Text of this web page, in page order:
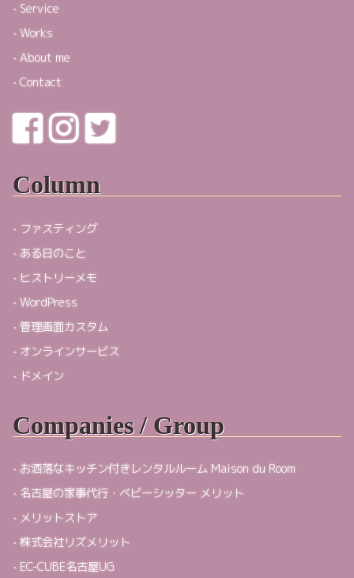
Service
Works
About me
Contact
Column
ファスティング
ある日のこと
ヒストリーメモ
WordPress
管理画面カスタム
オンラインサービス
ドメイン
Companies / Group
お洒落なキッチン付きレンタルルーム Maison du Room
名古屋の家事代行・ベビーシッター メリット
メリットストア
株式会社リズメリット
EC-CUBE名古屋UG